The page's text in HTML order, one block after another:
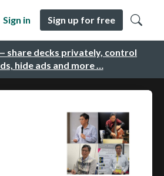
share decks privately, control
hide ads and more …
Sign in Sign up for free